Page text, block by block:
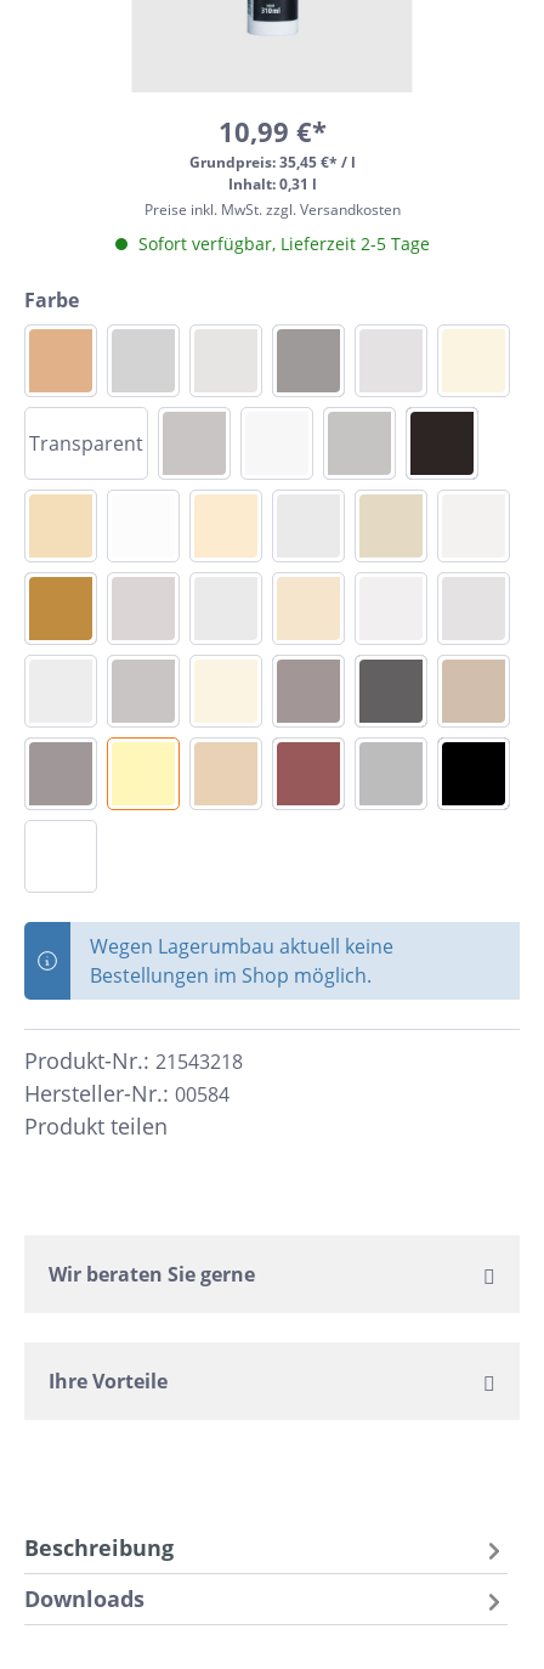
10,99 €*
Grundpreis:35,45 €* / l
Inhalt: 0,31 l
Preise inkl. MwSt. zzgl. Versandkosten
Sofort verfügbar, Lieferzeit 2-5 Tage
Farbe
Transparent
Wegen Lagerumbau aktuell keine
Bestellungen im Shop möglich.
Hersteller-Nr.: 00584
Produkt-Nr.: 21543218
Produkt teilen
Wir beraten Sie gerne
Ihre Vorteile
Beschreibung
Downloads